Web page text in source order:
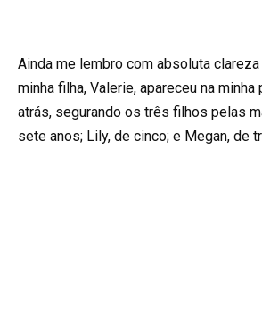
Ainda me lembro com absoluta
minha filha, Valerie, apareceu na
atrás, segurando os três filhos pelas
sete anos; Lily, de cinco; e Megan, de